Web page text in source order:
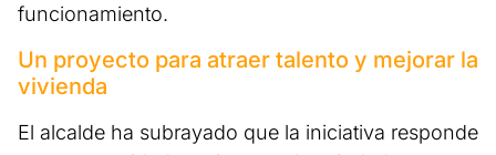
funcionamiento.
Un proyecto para atraer talento y mejorar la
vivienda
El alcalde ha subrayado que la iniciativa responde